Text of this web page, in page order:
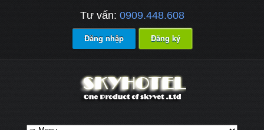
Tư vấn: 0909.448.608
Đăng nhập Đăng ký